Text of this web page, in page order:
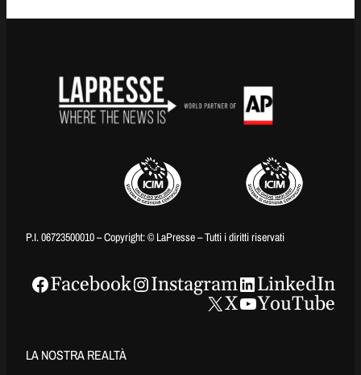
P.I. 06723500010 – Copyright: © LaPresse – Tutti i diritti riservati
Facebook Instagram
LinkedIn
X
YouTube
LA NOSTRA REALTÀ